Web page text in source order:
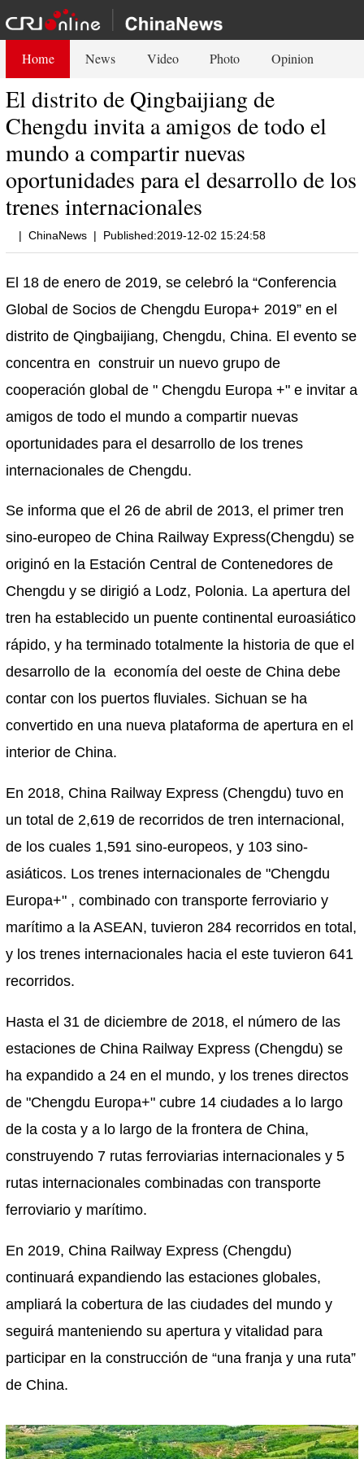
Home News Video Photo Opinion
El distrito de Qingbaijiang de
Chengdu invita a amigos de todo el
mundo a compartir nuevas
oportunidades para el desarrollo de los
trenes internacionales
| ChinaNews | Published:2019-12-02 15:24:58
El 18 de enero de 2019, se celebró la “Conferencia
Global de Socios de Chengdu Europa+ 2019” en el
distrito de Qingbaijiang, Chengdu, China. El evento se
concentra en construir un nuevo grupo de
cooperación global de " Chengdu Europa +" e invitar a
amigos de todo el mundo a compartir nuevas
oportunidades para el desarrollo de los trenes
internacionales de Chengdu.
Se informa que el 26 de abril de 2013, el primer tren
sino-europeo de China Railway Express(Chengdu) se
originó en la Estación Central de Contenedores de
Chengdu y se dirigió a Lodz, Polonia. La apertura del
tren ha establecido un puente continental euroasiático
rápido, y ha terminado totalmente la historia de que el
desarrollo de la economía del oeste de China debe
contar con los puertos fluviales. Sichuan se ha
convertido en una nueva plataforma de apertura en el
interior de China.
En 2018, China Railway Express (Chengdu) tuvo en
un total de 2,619 de recorridos de tren internacional,
de los cuales 1,591 sino-europeos, y 103 sino-
asiáticos. Los trenes internacionales de "Chengdu
Europa+" , combinado con transporte ferroviario y
marítimo a la ASEAN, tuvieron 284 recorridos en total,
y los trenes internacionales hacia el este tuvieron 641
recorridos.
Hasta el 31 de diciembre de 2018, el número de las
estaciones de China Railway Express (Chengdu) se
ha expandido a 24 en el mundo, y los trenes directos
de "Chengdu Europa+" cubre 14 ciudades a lo largo
de la costa y a lo largo de la frontera de China,
construyendo 7 rutas ferroviarias internacionales y 5
rutas internacionales combinadas con transporte
ferroviario y marítimo.
En 2019, China Railway Express (Chengdu)
continuará expandiendo las estaciones globales,
ampliará la cobertura de las ciudades del mundo y
seguirá manteniendo su apertura y vitalidad para
participar en la construcción de “una franja y una ruta”
de China.